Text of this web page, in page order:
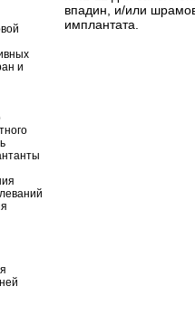
и
впадин, и/или
имплантата.